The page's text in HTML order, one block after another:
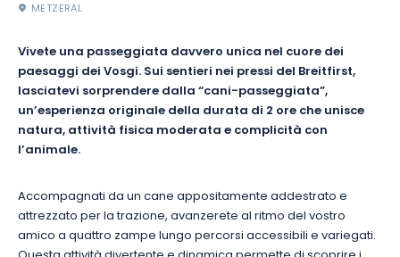
METZERAL
Vivete una passeggiata davvero unica nel cuore dei
paesaggi dei Vosgi. Sui sentieri nei pressi del Breitfirst,
lasciatevi sorprendere dalla “cani-passeggiata”,
un’esperienza originale della durata di 2 ore che unisce
natura, attività fisica moderata e complicità con
l’animale.
Accompagnati da un cane appositamente addestrato e
attrezzato per la trazione, avanzerete al ritmo del vostro
amico a quattro zampe lungo percorsi accessibili e variegati.